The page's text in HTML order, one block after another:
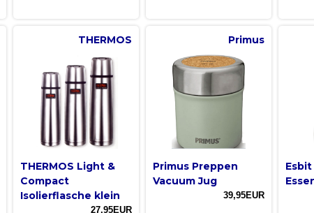
THERMOS
THERMOS Light &
Compact
Isolierflasche klein
27,95EUR
Primus
Primus Preppen
Vacuum Jug
39,95EUR